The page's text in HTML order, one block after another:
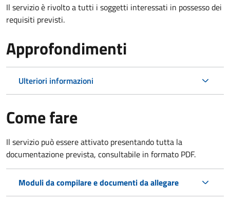
Il servizio è rivolto a tutti i soggetti interessati in possesso dei
requisiti previsti.
Approfondimenti
Ulteriori informazioni
Come fare
Il servizio può essere attivato presentando tutta la
documentazione prevista, consultabile in formato PDF.
Moduli da compilare e documenti da allegare